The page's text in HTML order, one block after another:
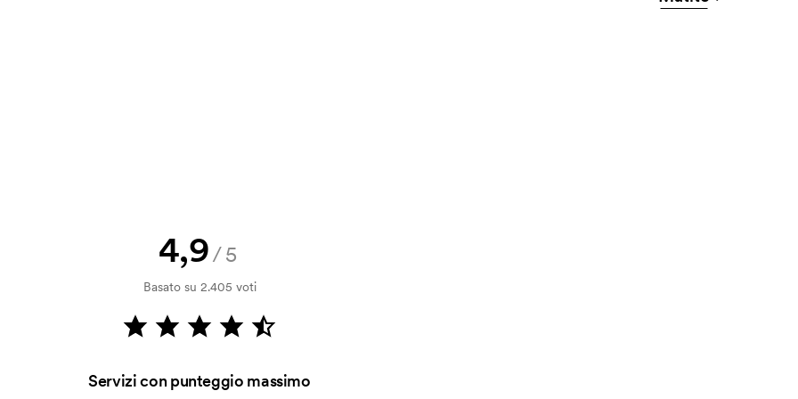
al momento della stampa.
da stampare. Se ripeti lo stesso
4,9/5
Basato su 2.405 voti
Servizi con punteggio massimo